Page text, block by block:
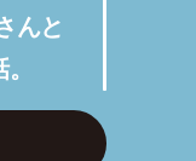
んと